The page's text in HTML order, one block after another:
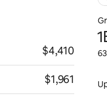
$4,410
$1,961